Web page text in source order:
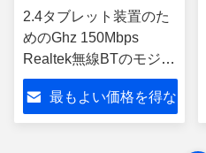
2.4タブレット装置のた
めのGhz 150Mbps
Realtek無線BTのモジュ
ール
最もよい価格を得な